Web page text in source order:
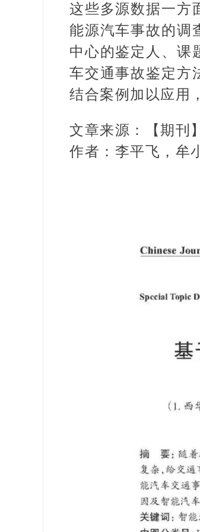
这些多源数据一方
能源汽车事故的调
中心的鉴定人、课
车交通事故鉴定方
结合案例加以应用
文章来源：
【期
作者： 李平飞，牟